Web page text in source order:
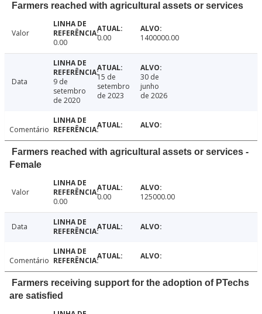
Farmers reached with agricultural assets or services
Valor
0.00
0.00 1400000.00
Data
9 de
setembro
de 2020
15 de
setembro
de 2023
30 de
junho
de 2026
Comentário
Farmers reached with agricultural assets or services -
Female
Valor
0.00
0.00 125000.00
Data
Comentário
Farmers receiving support for the adoption of PTechs
are satisfied